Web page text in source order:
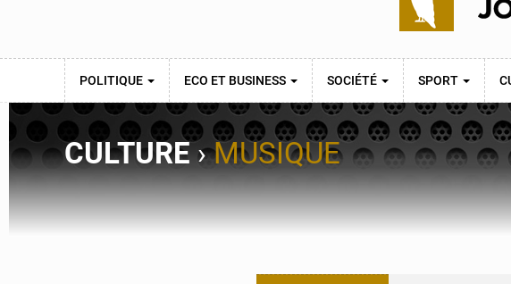
POLITIQUE ECO ET BUSINESS SOCIÉTÉ SPORT
CULTURE›MUSIQUE